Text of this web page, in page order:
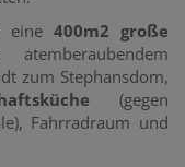
eine 400m2 große
zum Stephansdom,
(gegen
Fahrradraum und